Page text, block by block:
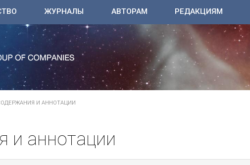
ЖУРНАЛЫ АВТОРАМ РЕДАКЦИЯМ
И АННОТАЦИИ
и аннотации